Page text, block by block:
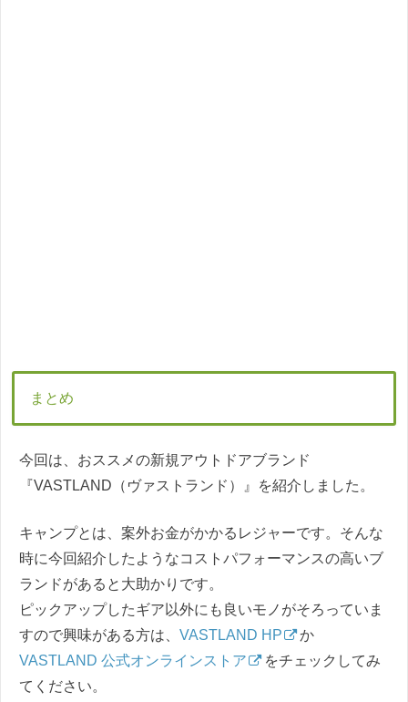
まとめ
今回は、おススメの新規アウトドアブランド
『VASTLAND（ヴァストランド）』を紹介しました。
キャンプとは、案外お金がかかるレジャーです。そんな
時に今回紹介したようなコストパフォーマンスの高いブ
ランドがあると大助かりです。
ピックアップしたギア以外にも良いモノがそろっていま
すので興味がある方は、 VASTLAND HP
か
VASTLAND 公式オンラインストア
をチェックしてみ
てください。